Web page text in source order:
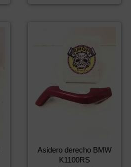
Asidero derecho BMW
K1100RS